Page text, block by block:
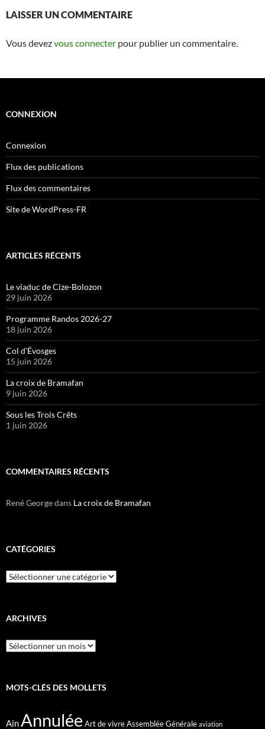
LAISSER UN COMMENTAIRE
Vous devezvous connecter pour publier un commentaire.
CONNEXION
Connexion
Flux des publications
Flux des commentaires
Site de WordPress-FR
ARTICLES RÉCENTS
Le viaduc de Cize-Bolozon
29 juin 2026
Programme Randos 2026-27
18 juin 2026
Col d’Évosges
15 juin 2026
La croix de Bramafan
9 juin 2026
Sous les Trois Crêts
1 juin 2026
COMMENTAIRES RÉCENTS
René Georgedans La croix de Bramafan
CATÉGORIES
Catégories
ARCHIVES
Archives
MOTS-CLÉS DES MOLLETS
Ain Annulée Art de vivreAssemblée Générale aviation